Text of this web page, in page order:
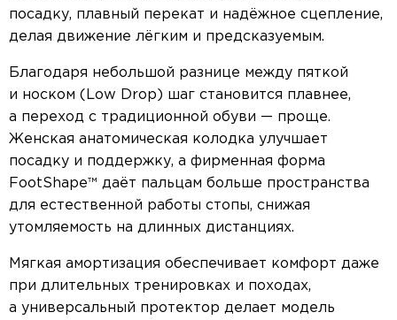
посадку, плавный перекат и надёжное сцепление,
делая движение лёгким и предсказуемым.
Благодаря небольшой разнице между пяткой
и носком (Low Drop) шаг становится плавнее,
а переход с традиционной обуви — проще.
Женская анатомическая колодка улучшает
посадку и поддержку, а фирменная форма
FootShape™ даёт пальцам больше пространства
для естественной работы стопы, снижая
утомляемость на длинных дистанциях.
Мягкая амортизация обеспечивает комфорт даже
при длительных тренировках и походах,
а универсальный протектор делает модель